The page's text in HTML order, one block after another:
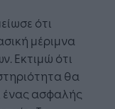
ότι
μέριμνα
Εκτιμώ ότι
θα
ένας ασφαλής